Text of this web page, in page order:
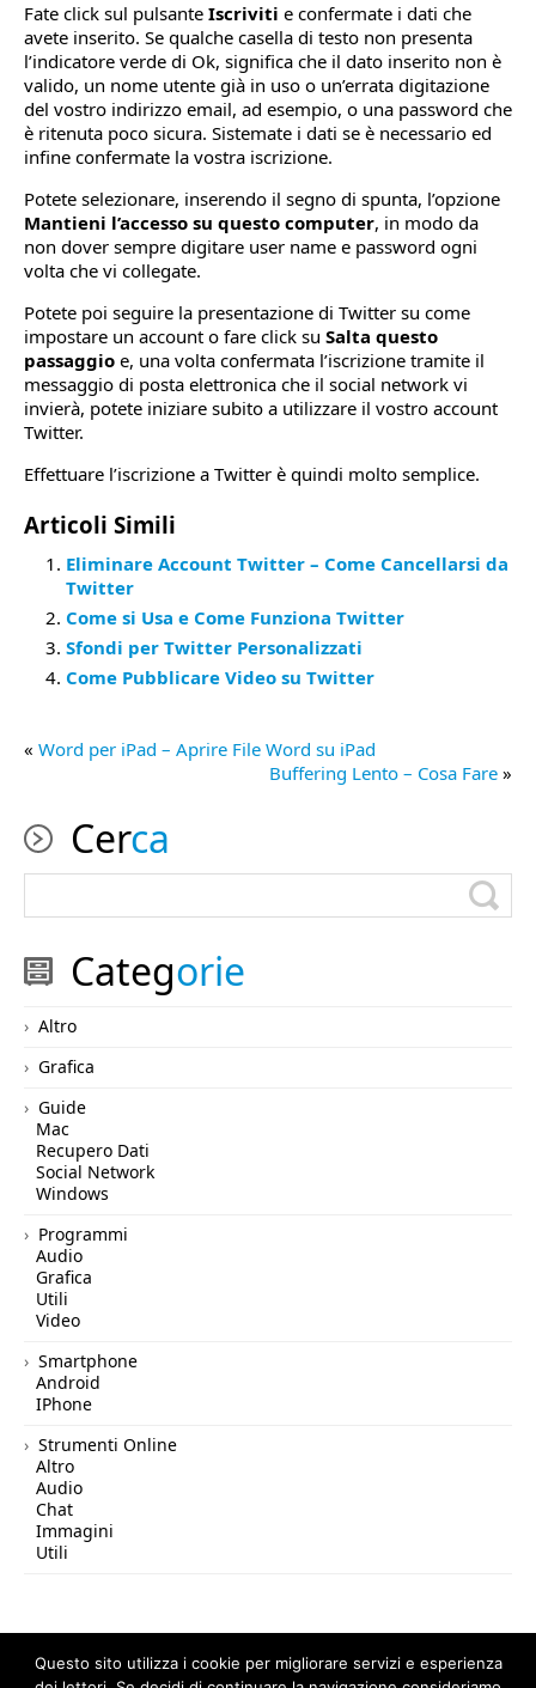
Fate click sul pulsante Iscriviti e confermate i dati che
avete inserito. Se qualche casella di testo non presenta
l’indicatore verde di Ok, significa che il dato inserito non è
valido, un nome utente già in uso o un’errata digitazione
del vostro indirizzo email, ad esempio, o una password che
è ritenuta poco sicura. Sistemate i dati se è necessario ed
infine confermate la vostra iscrizione.
Potete selezionare, inserendo il segno di spunta, l’opzione
Mantieni l’accesso su questo computer, in modo da
non dover sempre digitare user name e password ogni
volta che vi collegate.
Potete poi seguire la presentazione di Twitter su come
impostare un account o fare click su Salta questo
passaggio e, una volta confermata l’iscrizione tramite il
messaggio di posta elettronica che il social network vi
invierà, potete iniziare subito a utilizzare il vostro account
Twitter.
Effettuare l’iscrizione a Twitter è quindi molto semplice.
Articoli Simili
Eliminare Account Twitter – Come Cancellarsi da
Twitter
Come si Usa e Come Funziona Twitter
Sfondi per Twitter Personalizzati
Come Pubblicare Video su Twitter
« Word per iPad – Aprire File Word su iPad
Buffering Lento – Cosa Fare »
Cerca
Categorie
Altro
Grafica
Guide
Mac
Recupero Dati
Social Network
Windows
Programmi
Audio
Grafica
Utili
Video
Smartphone
Android
IPhone
Strumenti Online
Altro
Audio
Chat
Immagini
Utili
Questo sito utilizza i cookie per migliorare servizi e esperienza